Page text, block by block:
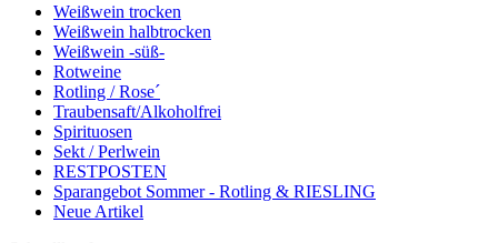
Weißwein trocken
Weißwein halbtrocken
Weißwein -süß-
Rotweine
Rotling / Rose´
Traubensaft/Alkoholfrei
Spirituosen
Sekt / Perlwein
RESTPOSTEN
Sparangebot Sommer - Rotling & RIESLING
Neue Artikel